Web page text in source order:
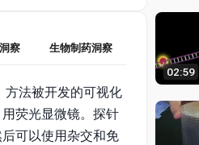
洞察 生物制药洞察
方法被开发的可视化
荧光显微镜。探针
可以使用杂交和免
02:59